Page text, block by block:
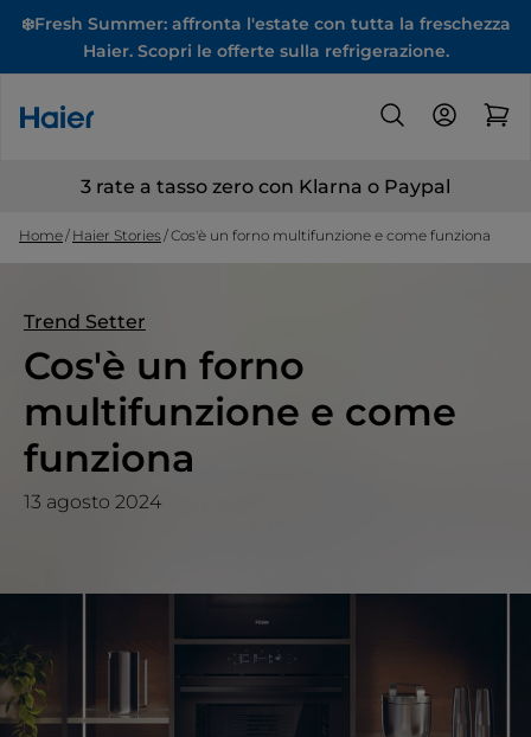
❄️Fresh Summer: affronta l'estate con tutta la freschezza
Haier. Scopri le offerte sulla refrigerazione.
3 rate a tasso zero con Klarna o Paypal
Home Haier Stories Cos'è un forno multifunzione e come funziona
Trend Setter
Cos'è un forno
multifunzione e come
funziona
13 agosto 2024